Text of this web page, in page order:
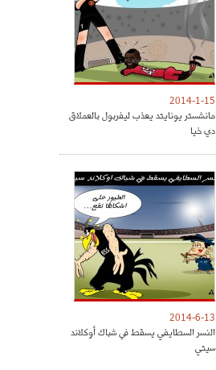
2014-1-15
مانشستر يونايتد يعذب ليفربول بالعملاق
دي خيا
2014-6-13
النسر السطايفي يسقط في شباك أوكلاند
سيتي